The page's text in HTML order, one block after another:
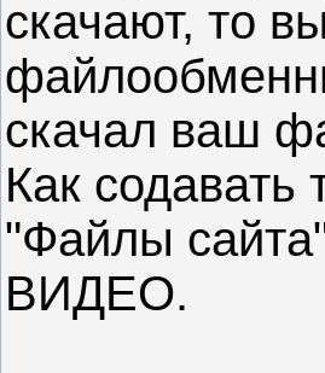
скачают, то
скачал ваш
Как
"Файлы
ВИДЕО.